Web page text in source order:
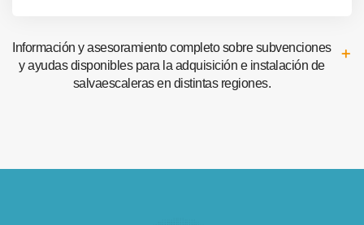
Información y asesoramiento completo sobre subvenciones
y ayudas disponibles para la adquisición e instalación de
salvaescaleras en distintas regiones.